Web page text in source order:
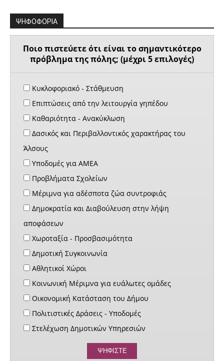
ΨΗΦΟΦΟΡΙΑ
Ποιο πιστεύετε ότι είναι το σημαντικότερο
πρόβλημα της πόλης; (μέχρι 5 επιλογές)
Κυκλοφοριακό - Στάθμευση
Επιπτώσεις από την λειτουργία γηπέδου
Καθαριότητα - Ανακύκλωση
Δασικός και Περιβαλλοντικός χαρακτήρας του
Άλσους
Υποδομές για ΑΜΕΑ
Προβλήματα Σχολείων
Μέριμνα για αδέσποτα ζώα συντροφιάς
Δημοκρατία και Διαβούλευση στην λήψη
αποφάσεων
Χωροταξία - Προσβασιμότητα
Δημοτική Συγκοινωνία
Αθλητικοί Χώροι
Κοινωνική Μέριμνα για ευάλωτες ομάδες
Οικονομική Κατάσταση του Δήμου
Πολιτιστικές Δράσεις - Υποδομές
Στελέχωση Δημοτικών Υπηρεσιών